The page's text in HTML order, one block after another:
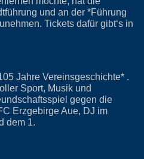
und an der *Führung
Tickets dafür gibt‘s in
Jahre Vereinsgeschichte* .
Sport, Musik und
gegen die
Erzgebirge Aue, DJ im
dem 1.